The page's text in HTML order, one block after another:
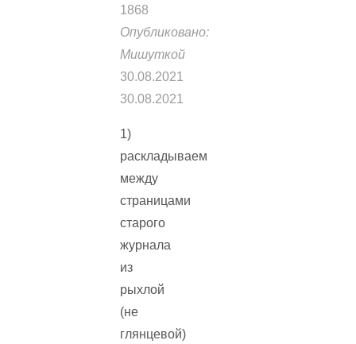
1868
Опубликовано:
Мишуткой
30.08.2021
30.08.2021
1)
раскладываем
между
страницами
старого
журнала
из
рыхлой
(не
глянцевой)